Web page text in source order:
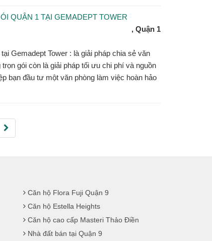
QUẬN 1 TẠI GEMADEPT TOWER
, Quận 1
Gemadept Tower : là giải pháp chia sẻ văn
gói còn là giải pháp tối ưu chi phí và nguồn
bạn đầu tư một văn phòng làm việc hoàn hảo
Căn hộ Flora Fuji Quận 9
Căn hộ Estella Heights
Căn hộ cao cấp Masteri Thảo Điền
Nhà đất bán tại Quận 9